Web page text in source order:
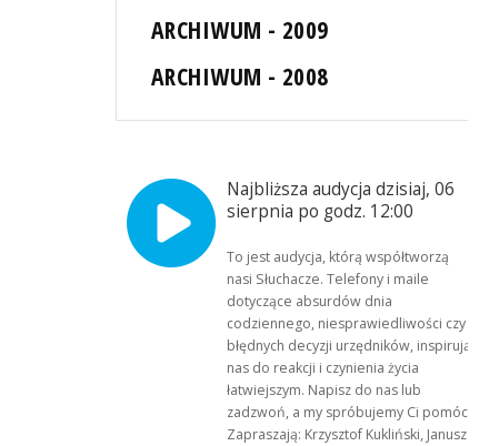
ARCHIWUM - 2009
ARCHIWUM - 2008
Najbliższa audycja dzisiaj, 06
sierpnia po godz. 12:00
To jest audycja, którą współtworzą
nasi Słuchacze. Telefony i maile
dotyczące absurdów dnia
codziennego, niesprawiedliwości czy
błędnych decyzji urzędników, inspirują
nas do reakcji i czynienia życia
łatwiejszym. Napisz do nas lub
zadzwoń, a my spróbujemy Ci pomóc.
Zapraszają: Krzysztof Kukliński, Janusz